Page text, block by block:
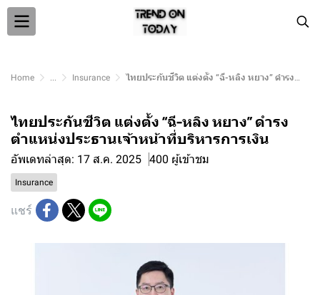
Home ... Insurance ไทยประกันชีวิต แต่งตั้ง “ฉี-หลิง หยาง” ดำรงตำแหน่งประธานเจ้าหน้าที่บริหารการเงิน
ไทยประกันชีวิต แต่งตั้ง “ฉี-หลิง หยาง” ดำรง
ตำแหน่งประธานเจ้าหน้าที่บริหารการเงิน
อัพเดทล่าสุด: 17 ส.ค. 2025 400 ผู้เข้าชม
Insurance
แชร์